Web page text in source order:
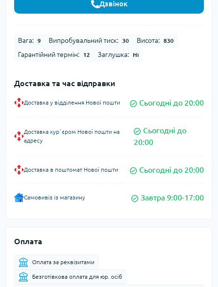
Дзвінок
Вага: 9 Випробувальний тиск: 30 Висота: 830
Гарантійний термін: 12 Заглушка: Ні
Доставка та час відправки
Доставка у відділення Нової пошти Сьогодні до 20:00
Доставка кур`єром Нової пошти на
адресу
Сьогодні до
20:00
Доставка в поштомат Нової пошти Сьогодні до 20:00
Самовивіз із магазину Завтра 9:00-17:00
Оплата
Оплата за реквізитами
Безготівкова оплата для юр. осіб